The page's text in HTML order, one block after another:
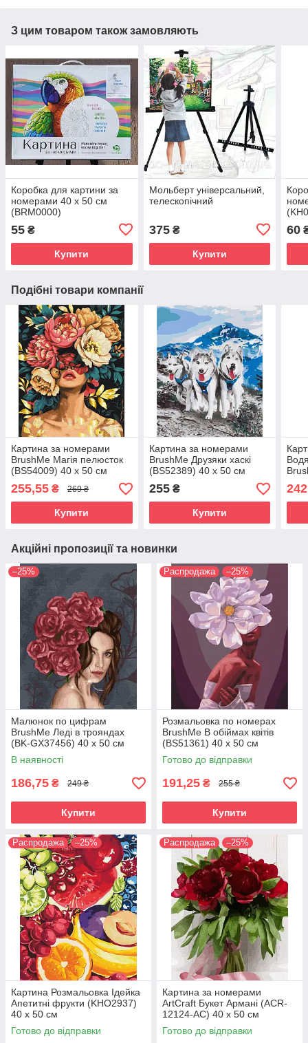
З цим товаром також замовляють
Коробка для картини за
номерами 40 х 50 см
(BRM0000)
55 ₴
Купити
Мольберт універсальний,
телескопічний
375₴
Купити
60
Подібні товари компанії
Картина за номерами
BrushMe Магія пелюсток
(BS54009) 40 х 50 см
255,55 ₴ 269 ₴
Купити
Картина за номерами
BrushMe Друзяки хаскі
(BS52389) 40 х 50 см
255₴
Купити
Акційні пропозиції та новинки
–25%
Малюнок по цифрам
BrushMe Леді в трояндах
(BK-GX37456) 40 х 50 см
В наявності
186,75 ₴ 249 ₴
Купити
Распродажа –25%
Розмальовка по номерах
BrushMe В обіймах квітів
(BS51361) 40 х 50 см
Готово до відправки
191,25 ₴ 255 ₴
Купити
Распродажа –25%
Картина Розмальовка Ідейка
Апетитні фрукти (KHO2937)
40 х 50 см
Готово до відправки
Распродажа –25%
Картина за номерами
ArtCraft Букет Армані (ACR-
12124-AC) 40 х 50 см
Готово до відправки